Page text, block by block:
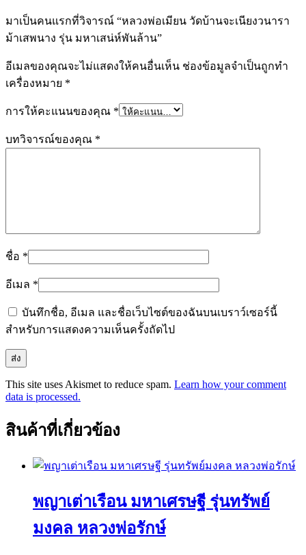
มาเป็นคนแรกที่วิจารณ์ “หลวงพ่อเมียน วัดบ้านจะเนียงวนารา
ม้าเสพนาง รุ่น มหาเสน่ห์พันล้าน”
อีเมลของคุณจะไม่แสดงให้คนอื่นเห็น ช่องข้อมูลจำเป็นถูกทำ
เครื่องหมาย *
การให้คะแนนของคุณ *
บทวิจารณ์ของคุณ *
ชื่อ *
อีเมล *
บันทึกชื่อ, อีเมล และชื่อเว็บไซต์ของฉันบนเบราว์เซอร์นี้
สำหรับการแสดงความเห็นครั้งถัดไป
This site uses Akismet to reduce spam. Learn how your comment
data is processed.
สินค้าที่เกี่ยวข้อง
พญาเต่าเรือน มหาเศรษฐี รุ่นทรัพย์
มงคล หลวงพ่อรักษ์